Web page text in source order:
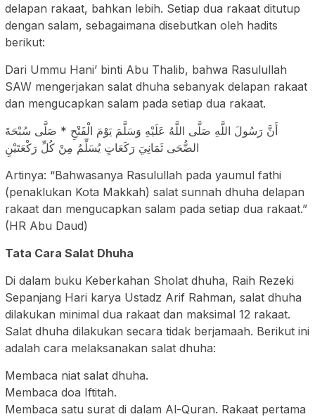
delapan rakaat, bahkan lebih. Setiap dua rakaat ditutup
dengan salam, sebagaimana disebutkan oleh hadits
berikut:
Dari Ummu Hani’ binti Abu Thalib, bahwa Rasulullah
SAW mengerjakan salat dhuha sebanyak delapan rakaat
dan mengucapkan salam pada setiap dua rakaat.
أَنَّ رَسُولَ اللَّهِ صَلَّى اللَّهُ عَلَيْهِ وَسَلَّمَ يَوْمَ الْفَتْحِ * صَلَّى سُبْحَةَ
الضُّحَى ثَمَانِيَ رَكَعَاتٍ يُسَلِّمُ مِنْ كُلِّ رَكْعَتَيْنِ
Artinya: “Bahwasanya Rasulullah pada yaumul fathi
(penaklukan Kota Makkah) salat sunnah dhuha delapan
rakaat dan mengucapkan salam pada setiap dua rakaat.”
(HR Abu Daud)
Tata Cara Salat Dhuha
Di dalam buku Keberkahan Sholat dhuha, Raih Rezeki
Sepanjang Hari karya Ustadz Arif Rahman, salat dhuha
dilakukan minimal dua rakaat dan maksimal 12 rakaat.
Salat dhuha dilakukan secara tidak berjamaah. Berikut ini
adalah cara melaksanakan salat dhuha:
Membaca niat salat dhuha.
Membaca doa Iftitah.
Membaca satu surat di dalam Al-Quran. Rakaat pertama